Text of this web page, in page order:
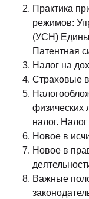
Практика
режимов:
(УСН)
Патентная
Налог на
Страховые
физических
налог.
Новое в
Новое в
Важные